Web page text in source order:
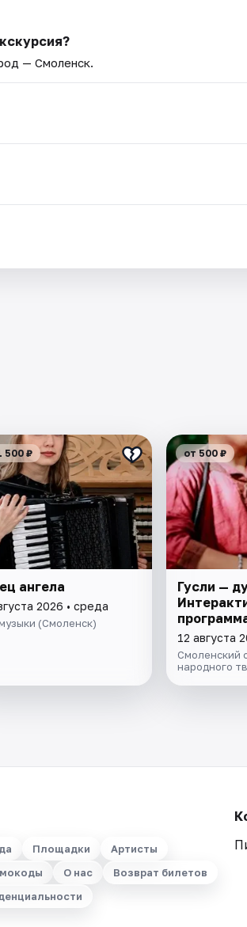
— Смоленск.
500 ₽
ангела
2026 • среда
(Смоленск)
от 500 ₽
Гусли —
12 августа
Смоленский
народного
Площадки
Артисты
О нас
Возврат билетов